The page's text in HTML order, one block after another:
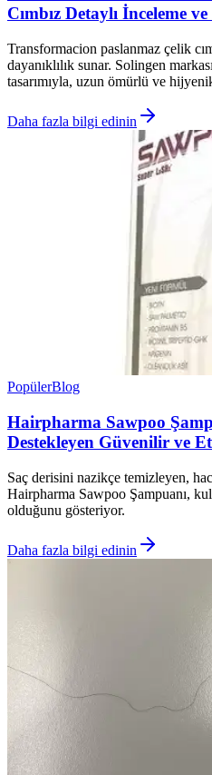
Cımbız Detaylı İnceleme
Transformacion paslanmaz çelik
dayanıklılık sunar. Solingen
tasarımıyla, uzun ömürlü ve
Daha fazla bilgi edinin
PopülerBlog
Hairpharma Sawpoo
Destekleyen Güvenilir ve
Saç derisini nazikçe temizleyen,
Hairpharma Sawpoo Şampuanı,
olduğunu gösteriyor.
Daha fazla bilgi edinin